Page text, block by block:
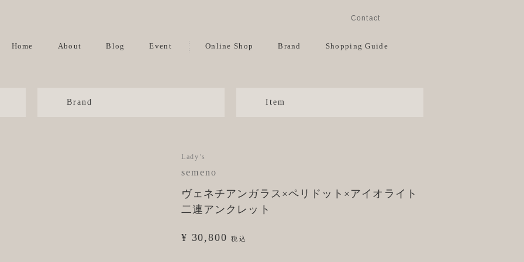
Home About Blog Event Online Shop Brand Shopping Guide
Contact
Brand Item
Lady’s
semeno
ヴェネチアンガラス×ペリドット×アイオライト
二連アンクレット
¥ 30,800 税込